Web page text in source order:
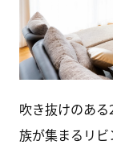
吹き抜けのあ
族が集まるリビ